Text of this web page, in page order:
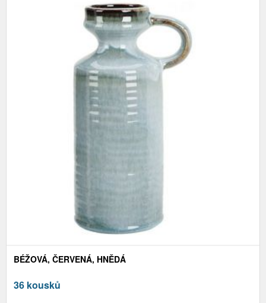
BÉŽOVÁ, ČERVENÁ, HNĚDÁ
36 kousků